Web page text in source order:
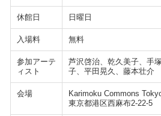
休館日 日曜日
入場料 無料
参加アーテ
ィスト
芦沢啓治、乾久美子、手
子、平田晃久、藤本壮介
会場
Karimoku Commons
東京都港区西麻布2-22-5